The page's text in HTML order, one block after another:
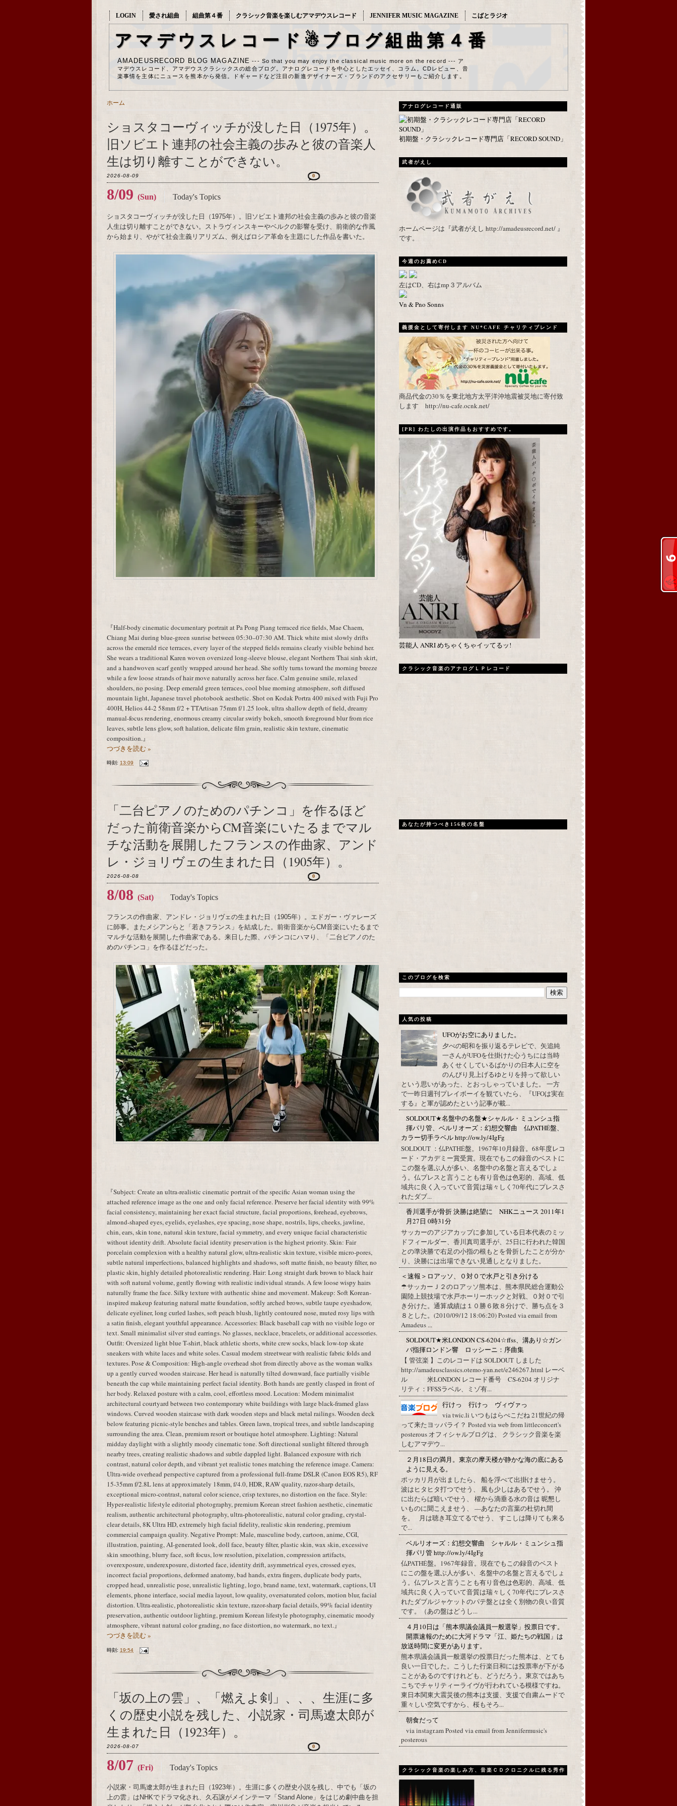
LOGIN 愛され組曲 組曲第４番 クラシック音楽を楽しむアマデウスレコード JENNIFER MUSIC MAGAZINE こばとラジオ
アマデウスレコード☃ブログ組曲第４番
AMADEUSRECORD BLOG MAGAZINE --- So that you may enjoy the classical music more on the record --- ア
マデウスレコード、アマデウスクラシックスの総合ブログ。アナログレコードを中心としたエッセイ、コラム。CDレビュー、音
楽事情を主体にニュースを熊本から発信。ドギャードなど注目の新進デザイナーズ・ブランドのアクセサリーもご紹介します。
ホーム
ショスタコーヴィッチが没した日（1975年）。
旧ソビエト連邦の社会主義の歩みと彼の音楽人
生は切り離すことができない。
2026-08-09 0
8/09 (Sun) Today's Topics
ショスタコーヴィッチが没した日（1975年）。旧ソビエト連邦の社会主義の歩みと彼の音楽
人生は切り離すことができない。ストラヴィンスキーやベルクの影響を受け、前衛的な作風
から始まり、やがて社会主義リアリズム、例えばロシア革命を主題にした作品を書いた。
『Half-body cinematic documentary portrait at Pa Pong Piang terraced rice fields, Mae Chaem,
Chiang Mai during blue-green sunrise between 05:30–07:30 AM. Thick white mist slowly drifts
across the emerald rice terraces, every layer of the stepped fields remains clearly visible behind her.
She wears a traditional Karen woven oversized long-sleeve blouse, elegant Northern Thai sinh skirt,
and a handwoven scarf gently wrapped around her head. She softly turns toward the morning breeze
while a few loose strands of hair move naturally across her face. Calm genuine smile, relaxed
shoulders, no posing. Deep emerald green terraces, cool blue morning atmosphere, soft diffused
mountain light, Japanese travel photobook aesthetic. Shot on Kodak Portra 400 mixed with Fuji Pro
400H, Helios 44-2 58mm f/2 + TTArtisan 75mm f/1.25 look, ultra shallow depth of field, dreamy
manual-focus rendering, enormous creamy circular swirly bokeh, smooth foreground blur from rice
leaves, subtle lens glow, soft halation, delicate film grain, realistic skin texture, cinematic
composition.』
つづきを読む »
時刻: 13:09
「二台ピアノのためのパチンコ」を作るほど
だった前衛音楽からCM音楽にいたるまでマル
チな活動を展開したフランスの作曲家、アンド
レ・ジョリヴェの生まれた日（1905年）。
2026-08-08 0
8/08 (Sat) Today's Topics
フランスの作曲家、アンドレ・ジョリヴェの生まれた日（1905年）。エドガー・ヴァレーズ
に師事。またメシアンらと「若きフランス」を結成した。前衛音楽からCM音楽にいたるまで
マルチな活動を展開した作曲家である。来日した際、パチンコにハマり、「二台ピアノのた
めのパチンコ」を作るほどだった。
『Subject: Create an ultra-realistic cinematic portrait of the specific Asian woman using the
attached reference image as the one and only facial reference. Preserve her facial identity with 99%
facial consistency, maintaining her exact facial structure, facial proportions, forehead, eyebrows,
almond-shaped eyes, eyelids, eyelashes, eye spacing, nose shape, nostrils, lips, cheeks, jawline,
chin, ears, skin tone, natural skin texture, facial symmetry, and every unique facial characteristic
without identity drift. Absolute facial identity preservation is the highest priority. Skin: Fair
porcelain complexion with a healthy natural glow, ultra-realistic skin texture, visible micro-pores,
subtle natural imperfections, balanced highlights and shadows, soft matte finish, no beauty filter, no
plastic skin, highly detailed photorealistic rendering. Hair: Long straight dark brown to black hair
with soft natural volume, gently flowing with realistic individual strands. A few loose wispy hairs
naturally frame the face. Silky texture with authentic shine and movement. Makeup: Soft Korean-
inspired makeup featuring natural matte foundation, softly arched brows, subtle taupe eyeshadow,
delicate eyeliner, long curled lashes, soft peach blush, lightly contoured nose, muted rosy lips with
a satin finish, elegant youthful appearance. Accessories: Black baseball cap with no visible logo or
text. Small minimalist silver stud earrings. No glasses, necklace, bracelets, or additional accessories.
Outfit: Oversized light blue T-shirt, black athletic shorts, white crew socks, black low-top skate
sneakers with white laces and white soles. Casual modern streetwear with realistic fabric folds and
textures. Pose & Composition: High-angle overhead shot from directly above as the woman walks
up a gently curved wooden staircase. Her head is naturally tilted downward, face partially visible
beneath the cap while maintaining perfect facial identity. Both hands are gently clasped in front of
her body. Relaxed posture with a calm, cool, effortless mood. Location: Modern minimalist
architectural courtyard between two contemporary white buildings with large black-framed glass
windows. Curved wooden staircase with dark wooden steps and black metal railings. Wooden deck
below featuring picnic-style benches and tables. Green lawn, tropical trees, and subtle landscaping
surrounding the area. Clean, premium resort or boutique hotel atmosphere. Lighting: Natural
midday daylight with a slightly moody cinematic tone. Soft directional sunlight filtered through
nearby trees, creating realistic shadows and subtle dappled light. Balanced exposure with rich
contrast, natural color depth, and vibrant yet realistic tones matching the reference image. Camera:
Ultra-wide overhead perspective captured from a professional full-frame DSLR (Canon EOS R5), RF
15-35mm f/2.8L lens at approximately 18mm, f/4.0, HDR, RAW quality, razor-sharp details,
exceptional micro-contrast, natural color science, crisp textures, no distortion on the face. Style:
Hyper-realistic lifestyle editorial photography, premium Korean street fashion aesthetic, cinematic
realism, authentic architectural photography, ultra-photorealistic, natural color grading, crystal-
clear details, 8K Ultra HD, extremely high facial fidelity, realistic skin rendering, premium
commercial campaign quality. Negative Prompt: Male, masculine body, cartoon, anime, CGI,
illustration, painting, AI-generated look, doll face, beauty filter, plastic skin, wax skin, excessive
skin smoothing, blurry face, soft focus, low resolution, pixelation, compression artifacts,
overexposure, underexposure, distorted face, identity drift, asymmetrical eyes, crossed eyes,
incorrect facial proportions, deformed anatomy, bad hands, extra fingers, duplicate body parts,
cropped head, unrealistic pose, unrealistic lighting, logo, brand name, text, watermark, captions, UI
elements, phone interface, social media layout, low quality, oversaturated colors, motion blur, facial
distortion. Ultra-realistic, photorealistic skin texture, razor-sharp facial details, 99% facial identity
preservation, authentic outdoor lighting, premium Korean lifestyle photography, cinematic moody
atmosphere, vibrant natural color grading, no face distortion, no watermark, no text.』
つづきを読む »
時刻: 19:54
「坂の上の雲」、「燃えよ剣」、、、生涯に多
くの歴史小説を残した、小説家・司馬遼太郎が
生まれた日（1923年）。
2026-08-07 0
8/07 (Fri) Today's Topics
小説家・司馬遼太郎が生まれた日（1923年）。生涯に多くの歴史小説を残し、中でも「坂の
上の雲」はNHKでドラマ化され、久石譲がメインテーマ「Stand Alone」をはじめ劇中曲を担
アナログレコード通販
初期盤・クラシックレコード専門店「RECORD SOUND」
武者がえし
ホームページは『武者がえし http://amadeusrecord.net/ 』
です。
今週のお薦めCD
左はCD、右はmp３アルバム
Vn & Pno Sonns
義援金として寄付します NU*CAFE チャリティブレンド
商品代金の30％を東北地方太平洋沖地震被災地に寄付致
します http://nu-cafe.ocnk.net/
[PR] わたしの出演作品もおすすめです。
芸能人 ANRI めちゃくちゃイッてるッ!
クラシック音楽のアナログＬＰレコード
あなたが持つべき156枚の名盤
このブログを検索
人気の投稿
UFOがお空にありました。
夕べの昭和を振り返るテレビで、矢追純
一さんがUFOを仕掛けた心うちには当時
あくせくしているばかりの日本人に空を
のんびり見上げるゆとりを持って欲しい
という思いがあった、とおっしゃっていました。 一方
で一昨日週刊プレイボーイを観ていたら、『UFOは実在
する』と軍が認めたという記事が載...
SOLDOUT★名盤中の名盤★シャルル・ミュンシュ指
揮パリ管、ベルリオーズ：幻想交響曲 仏PATHÉ盤、
カラー切手ラベル http://ow.ly/4IgFg
SOLDOUT ：仏PATHÉ盤。1967年10月録音。68年度レコ
ード・アカデミー賞受賞。現在でもこの録音のベストに
この盤を選ぶ人が多い、名盤中の名盤と言えるでしょ
う。仏プレスと言うことも有り音色は色彩的、高域、低
域共に良く入っていて音質は瑞々しく70年代にプレスさ
れたダブ...
香川選手が骨折 決勝は絶望に NHKニュース 2011年1
月27日 0時31分
サッカーのアジアカップに参加している日本代表のミッ
ドフィールダー、香川真司選手が、25日に行われた韓国
との準決勝で右足の小指の根もとを骨折したことが分か
り、決勝には出場できない見通しとなりました。
＜速報＞ロアッソ、０対０で水戸と引き分ける
☂サッカーＪ２のロアッソ熊本は、熊本県民総合運動公
園陸上競技場で水戸ホーリーホックと対戦、０対０で引
き分けた。通算成績は１０勝６敗８分けで、勝ち点を３
８とした。(2010/09/12 18:06:20) Posted via email from
Amadeus ...
SOLDOUT★米LONDON CS-6204☆ffss、溝あり☆ガン
バ指揮ロンドン響 ロッシーニ：序曲集
【 管弦楽 】このレコードは SOLDOUT しました
http://amadeusclassics.otemo-yan.net/e246267.html レーベ
ル 米LONDON レコード番号 CS-6204 オリジナ
リティ：FFSSラベル、ミゾ有...
行けっ 行けっ ヴィヴァっ
via twic.li いつもはらぺこだね 21世紀の帰
って来たヨッパライ？ Posted via web from littleconcert's
posterous オフィシャルブログは、 クラシック音楽を楽
しむアマデウ...
２月18日の満月。東京の摩天楼が静かな海の底にある
ように見える。
ポッカリ月が出ましたら、 船を浮べて出掛けませう。
波はヒタヒタ打つでせう、 風も少しはあるでせう。 沖
に出たらば暗いでせう、 櫂から滴垂る水の音は 昵懇し
いものに聞こえませう、 —あなたの言葉の杜切れ間
を。 月は聴き耳立てるでせう、 すこしは降りても来る
で...
ベルリオーズ：幻想交響曲 シャルル・ミュンシュ指
揮パリ管 http://ow.ly/4IgFg
仏PATHÉ盤。1967年録音。現在でもこの録音のベスト
にこの盤を選ぶ人が多い、名盤中の名盤と言えるでしょ
う。仏プレスと言うことも有り音色は色彩的、高域、低
域共に良く入っていて音質は瑞々しく70年代にプレスさ
れたダブルジャケットのパテ盤とは全く別物の良い音質
です。（あの盤はどうし...
４月10日は「熊本県議会議員一般選挙」投票日です。
開票速報のために大河ドラマ「江、姫たちの戦国」は
放送時間に変更があります。
熊本県議会議員一般選挙の投票日だった熊本は、とても
良い一日でした。こうした行楽日和には投票率が下がる
ことがあるのですけれども、どうだろう。東京ではあち
こちでチャリティーライヴが行われている模様ですね。
東日本関東大震災後の熊本は支援、支援で自粛ムードで
重々しい空気ですから、桜もそろ...
朝食だって
via instagr.am Posted via email from Jennifermusic's
posterous
クラシック音楽の楽しみ方、音楽ＣＤクロニクルに残る秀作